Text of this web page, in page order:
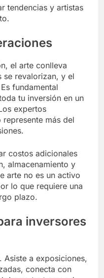
tendencias y artistas
el arte conlleva
se revalorizan, y el
fundamental
tu inversión en un
expertos
más del
costos adicionales
almacenamiento y
arte no es un activo
lo que requiere una
plazo.
inversores
Asiste a exposiciones,
conecta con